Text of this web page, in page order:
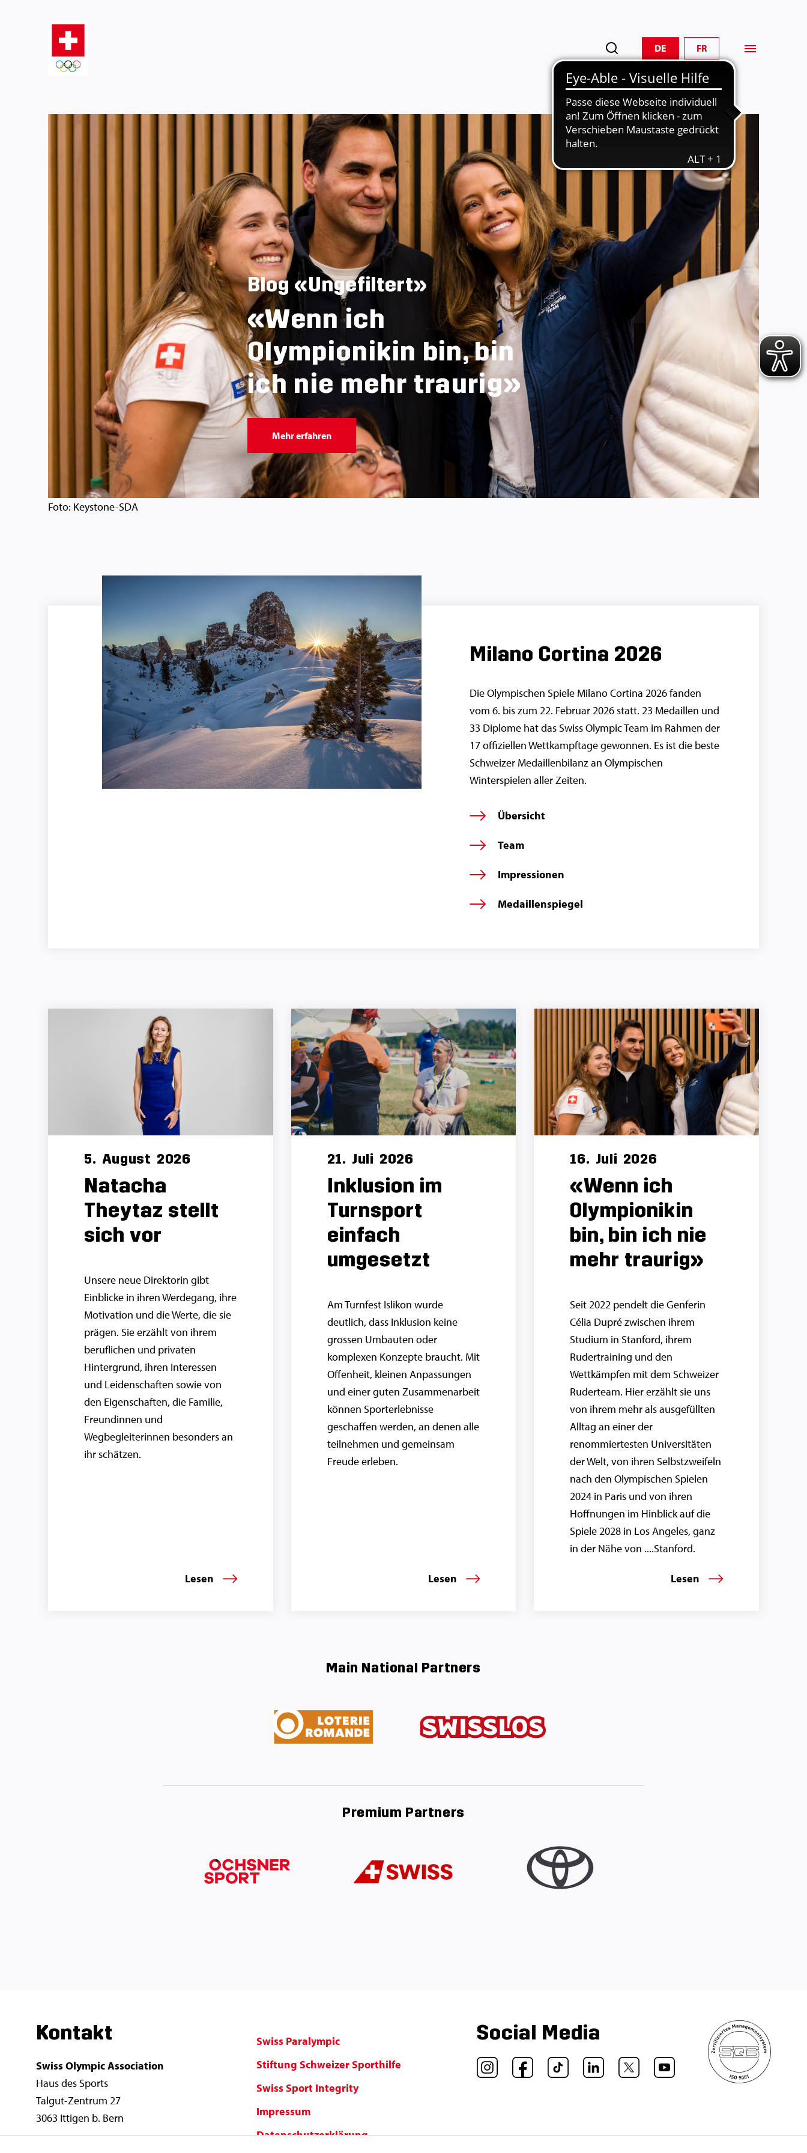
DE FR
Blog «Ungefiltert»
«Wenn ich
Olympionikin bin, bin
ich nie mehr traurig»
Mehr erfahren
Foto: Keystone-SDA
Milano Cortina 2026
Die Olympischen Spiele Milano Cortina 2026 fanden
vom 6. bis zum 22. Februar 2026 statt. 23 Medaillen und
33 Diplome hat das Swiss Olympic Team im Rahmen der
17 offiziellen Wettkampftage gewonnen. Es ist die beste
Schweizer Medaillenbilanz an Olympischen
Winterspielen aller Zeiten.
Übersicht
Team
Impressionen
Medaillenspiegel
5. August 2026
Natacha
Theytaz stellt
sich vor
Unsere neue Direktorin gibt
Einblicke in ihren Werdegang, ihre
Motivation und die Werte, die sie
prägen. Sie erzählt von ihrem
beruflichen und privaten
Hintergrund, ihren Interessen
und Leidenschaften sowie von
den Eigenschaften, die Familie,
Freundinnen und
Wegbegleiterinnen besonders an
ihr schätzen.
Lesen
21. Juli 2026
Inklusion im
Turnsport
einfach
umgesetzt
Am Turnfest Islikon wurde
deutlich, dass Inklusion keine
grossen Umbauten oder
komplexen Konzepte braucht. Mit
Offenheit, kleinen Anpassungen
und einer guten Zusammenarbeit
können Sporterlebnisse
geschaffen werden, an denen alle
teilnehmen und gemeinsam
Freude erleben.
Lesen
16. Juli 2026
«Wenn ich
Olympionikin
bin, bin ich nie
mehr traurig»
Seit 2022 pendelt die Genferin
Célia Dupré zwischen ihrem
Studium in Stanford, ihrem
Rudertraining und den
Wettkämpfen mit dem Schweizer
Ruderteam. Hier erzählt sie uns
von ihrem mehr als ausgefüllten
Alltag an einer der
renommiertesten Universitäten
der Welt, von ihren Selbstzweifeln
nach den Olympischen Spielen
2024 in Paris und von ihren
Hoffnungen im Hinblick auf die
Spiele 2028 in Los Angeles, ganz
in der Nähe von ....Stanford.
Lesen
Main National Partners
Premium Partners
Kontakt
Swiss Olympic Association
Haus des Sports
Talgut-Zentrum 27
3063 Ittigen b. Bern
Swiss Paralympic
Stiftung Schweizer Sporthilfe
Swiss Sport Integrity
Impressum
Datenschutzerklärung
Social Media